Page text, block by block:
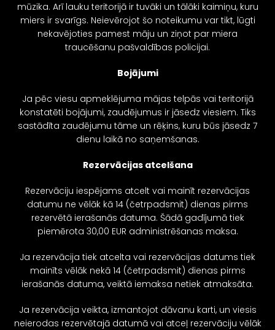
mūzika. Arī lauku teritorijā ir tuvāki un tālāki kaimiņu, kuru
miers ir svarīgs. Neievērojot šo noteikumu var tikt, lūgti
nekavējoties pamest māju un ziņot par miera
traucēšanu pašvaldības policijai.
Bojājumi
Ja pēc viesu apmeklējuma mājas telpās vai teritorijā
konstatēti bojājumi, zaudējumus ir jāsedz viesiem. Tiks
sastādīta zaudējumu tāme un rēķins, kuru būs jāsedz 7
dienu laikā no saņemšanas.
Rezervācijas atcelšana
Rezervāciju iespējams atcelt vai mainīt rezervācijas
datumu ne vēlāk kā 14 (četrpadsmit) dienas pirms
rezervētā ierašanās datuma. Šādā gadījumā tiek
piemērota 30,00 EUR administrēšanas maksa.
Ja rezervācija tiek atcelta vai rezervācijas datums tiek
mainīts vēlāk nekā 14 (četrpadsmit) dienas pirms
ierašanās datuma, veiktā iemaksa netiek atmaksāta.
Ja rezervācija veikta, izmantojot dāvanu karti, un viesis
neierodas rezervētajā datumā vai atceļ rezervāciju vēlāk